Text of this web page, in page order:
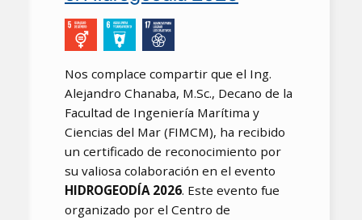
Nos complace compartir que el Ing.
Alejandro Chanaba, M.Sc., Decano de la
Facultad de Ingeniería Marítima y
Ciencias del Mar (FIMCM), ha recibido
un certificado de reconocimiento por
su valiosa colaboración en el evento
HIDROGEODÍA 2026. Este evento fue
organizado por el Centro de